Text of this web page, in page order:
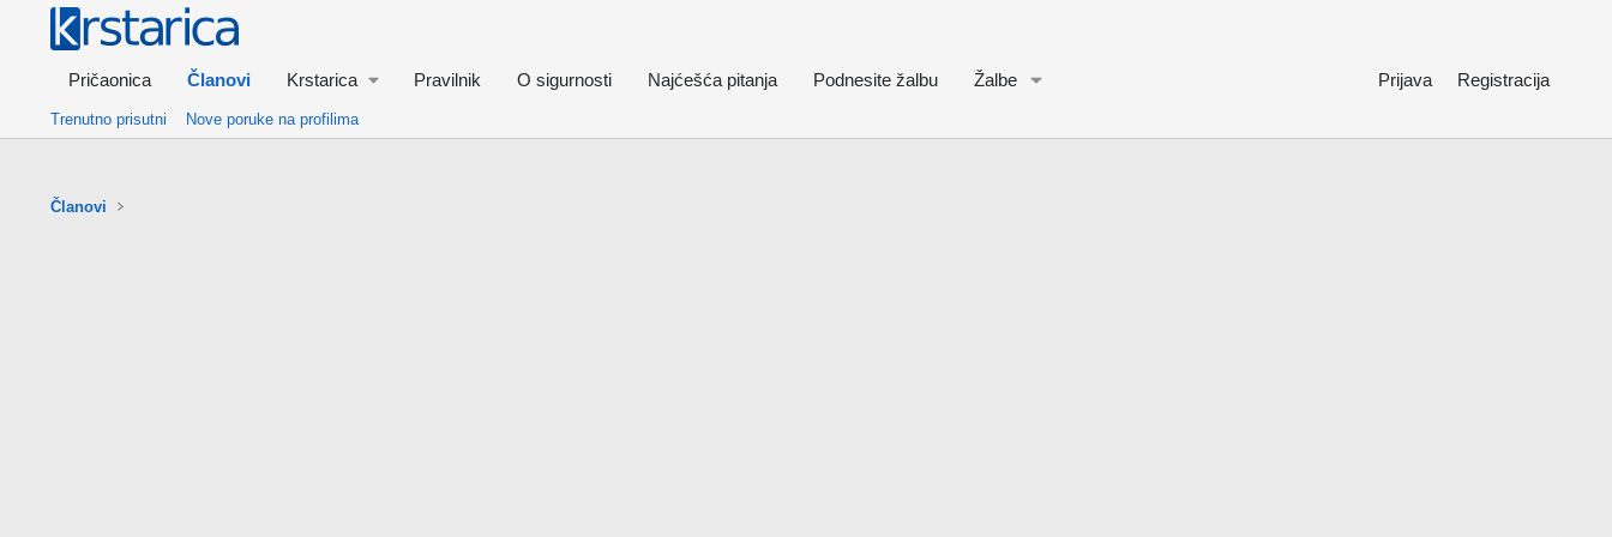
Pričaonica Članovi Krstarica Pravilnik O sigurnosti Najćešća pitanja Podnesite žalbu Žalbe Prijava Registracija
Trenutno prisutni Nove poruke na profilima
Članovi